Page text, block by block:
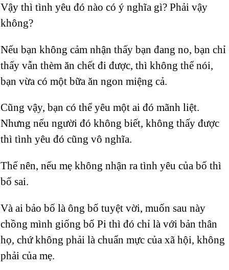
Vậy thì tình yêu đó nào có ý nghĩa gì? Phải vậy
không?
Nếu bạn không cảm nhận thấy bạn đang no, bạn chỉ
thấy vẫn thèm ăn chết đi được, thì không thể nói,
bạn vừa có một bữa ăn ngon miệng cả.
Cũng vậy, bạn có thể yêu một ai đó mãnh liệt.
Nhưng nếu người đó không biết, không thấy được
thì tình yêu đó cũng vô nghĩa.
Thế nên, nếu mẹ không nhận ra tình yêu của bố thì
bố sai.
Và ai bảo bố là ông bố tuyệt vời, muốn sau này
chồng mình giống bố Pi thì đó chỉ là với bản thân
họ, chứ không phải là chuẩn mực của xã hội, không
phải của mẹ.